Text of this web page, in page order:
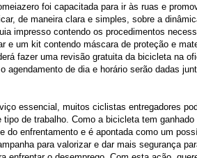
foi capacitada para ir às ruas e
de maneira clara e simples, sobre a
impresso contendo os procedimentos
e um kit contendo máscara de proteção e
fazer uma revisão gratuita da bicicleta na
agendamento de dia e horário serão dadas
essencial, muitos ciclistas entregadores
de trabalho. Como a bicicleta tem
do enfrentamento e é apontada como um
para valorizar e dar mais segurança